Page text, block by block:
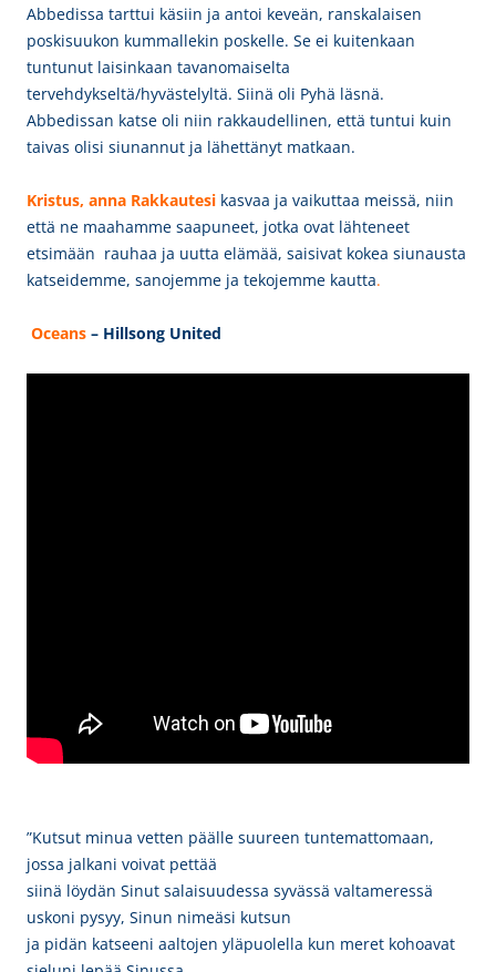
Abbedissa tarttui käsiin ja antoi keveän, ranskalaisen
poskisuukon kummallekin poskelle. Se ei kuitenkaan
tuntunut laisinkaan tavanomaiselta
tervehdykseltä/hyvästelyltä. Siinä oli Pyhä läsnä.
Abbedissan katse oli niin rakkaudellinen, että tuntui kuin
taivas olisi siunannut ja lähettänyt matkaan.
Kristus, anna Rakkautesi kasvaa ja vaikuttaa meissä, niin
että ne maahamme saapuneet, jotka ovat lähteneet
etsimään rauhaa ja uutta elämää, saisivat kokea siunausta
katseidemme, sanojemme ja tekojemme kautta.
Oceans – Hillsong United
”Kutsut minua vetten päälle suureen tuntemattomaan,
jossa jalkani voivat pettää
siinä löydän Sinut salaisuudessa syvässä valtameressä
uskoni pysyy, Sinun nimeäsi kutsun
ja pidän katseeni aaltojen yläpuolella kun meret kohoavat